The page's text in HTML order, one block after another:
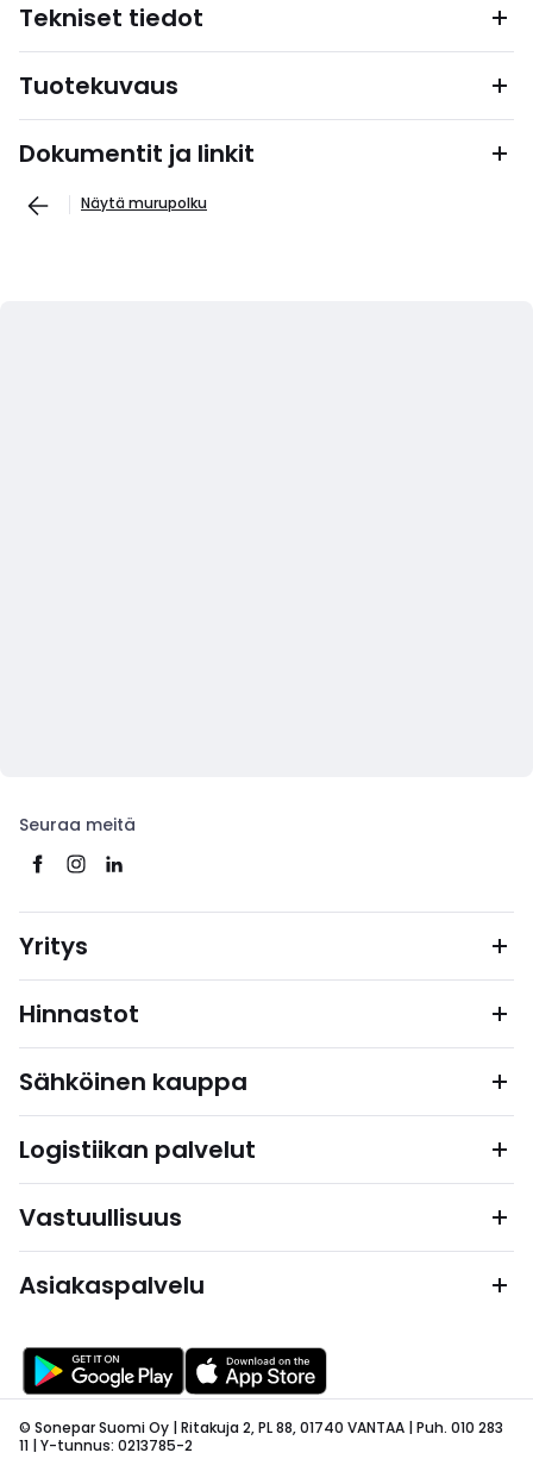
Tekniset tiedot
Tuotekuvaus
Dokumentit ja linkit
Näytä murupolku
Seuraa meitä
Yritys
Hinnastot
Sähköinen kauppa
Logistiikan palvelut
Vastuullisuus
Asiakaspalvelu
© Sonepar Suomi Oy | Ritakuja 2, PL 88, 01740 VANTAA | Puh. 010 283
11 | Y-tunnus: 0213785-2